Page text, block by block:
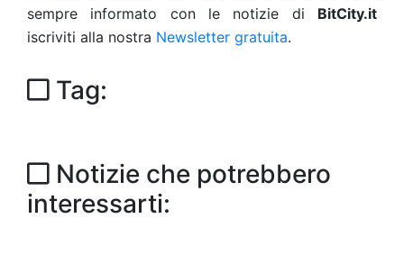
sempre informato con le notizie di BitCity.it
iscriviti alla nostra Newsletter gratuita.
Tag:
Notizie che potrebbero
interessarti: